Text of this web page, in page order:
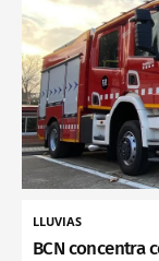
LLUVIAS
BCN concentra